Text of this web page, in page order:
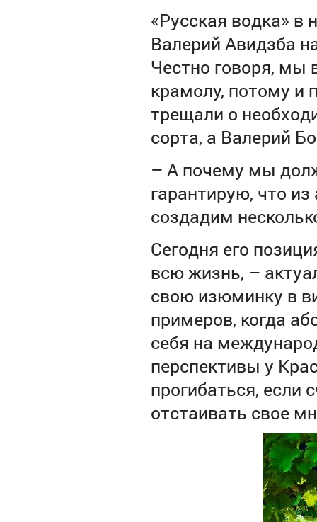
«Русская водка» в
Валерий Авидзба
Честно говоря, мы
крамолу, потому и
трещали о
сорта, а Валерий
– А почему мы
гарантирую, что
создадим
Сегодня его
всю жизнь, –
свою изюминку в
примеров, когда
себя на
перспективы у
прогибаться, если
отстаивать свое